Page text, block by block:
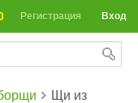
Вход
Регистрация
Щи из